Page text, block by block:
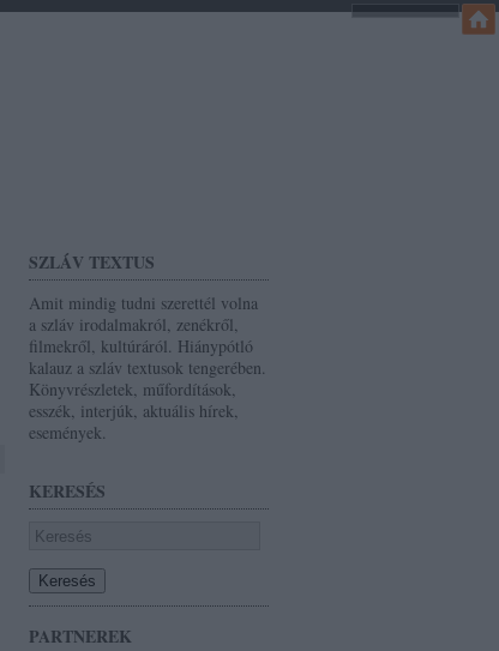
SZLÁV TEXTUS
Amit mindig tudni szerettél volna
a szláv irodalmakról, zenékről,
filmekről, kultúráról. Hiánypótló
kalauz a szláv textusok tengerében.
Könyvrészletek, műfordítások,
esszék, interjúk, aktuális hírek,
események.
KERESÉS
PARTNEREK